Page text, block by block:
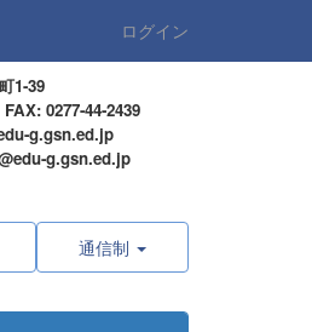
ログイン
1-39
0277-44-2439
g.gsn.ed.jp
g.gsn.ed.jp
通信制